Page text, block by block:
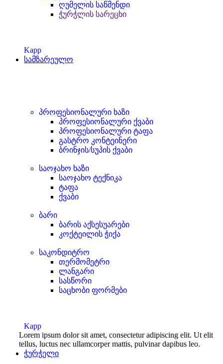
ღუმელის საწმენდი
ჭურჭლის სარეცხი
Kapp
სამზარეულო
პროფესიონალური ხაზი
პროფესიონალური ქვაბი
პროფესიონალური ტაფა
გასტრო კონტეინერი
ბრინჯის/სუპის ქვაბი
საოჯახო ხაზი
საოჯახო ტექნიკა
ტაფა
ქვაბი
ბარი
ბარის აქსესუარები
კოქტეილის ჭიქა
საკონდიტრო
თერმომეტრი
ლანგარი
სასწორი
საცხობი ფორმები
Kapp
Lorem ipsum dolor sit amet, consectetur adipiscing elit. Ut elit
tellus, luctus nec ullamcorper mattis, pulvinar dapibus leo.
ჭურჭელი